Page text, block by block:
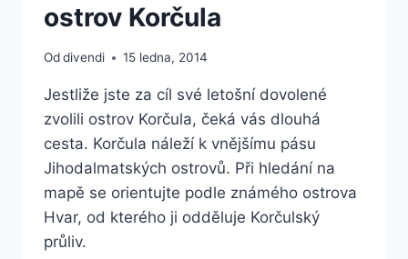
ostrov Korčula
Oddivendi 15 ledna, 2014
Jestliže jste za cíl své letošní dovolené
zvolili ostrov Korčula, čeká vás dlouhá
cesta. Korčula náleží k vnějšímu pásu
Jihodalmatských ostrovů. Při hledání na
mapě se orientujte podle známého ostrova
Hvar, od kterého ji odděluje Korčulský
průliv.